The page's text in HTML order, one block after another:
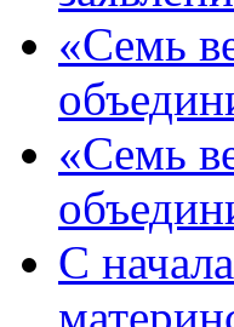
«Семь
«Семь
С